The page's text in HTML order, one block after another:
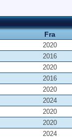
Fra
2020
2016
2020
2016
2020
2024
2020
2020
2024